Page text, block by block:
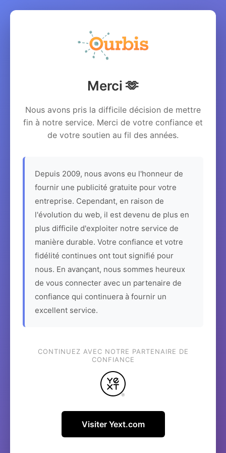
Merci 🫶
Nous avons pris la difficile décision de mettre
fin à notre service. Merci de votre confiance et
de votre soutien au fil des années.
Depuis 2009, nous avons eu l'honneur de
fournir une publicité gratuite pour votre
entreprise. Cependant, en raison de
l'évolution du web, il est devenu de plus en
plus difficile d'exploiter notre service de
manière durable. Votre confiance et votre
fidélité continues ont tout signifié pour
nous. En avançant, nous sommes heureux
de vous connecter avec un partenaire de
confiance qui continuera à fournir un
excellent service.
CONTINUEZ AVEC NOTRE PARTENAIRE DE
CONFIANCE
Visiter Yext.com